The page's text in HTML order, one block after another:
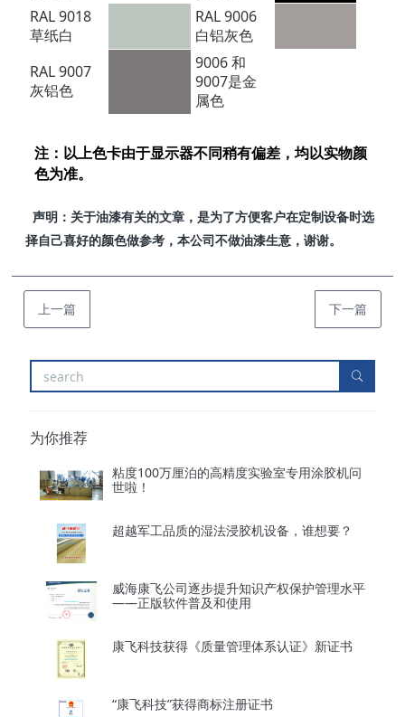
RAL 9018
草纸白
RAL 9006
白铝灰色
RAL 9007
灰铝色
9006和
9007是金
属色
注：以上色卡由于显示器不同稍有偏差，均以实物颜
色为准。
声明：关于油漆有关的文章，是为了方便客户在定制设备时选
择自己喜好的颜色做参考，本公司不做油漆生意，谢谢。
上一篇 下一篇
为你推荐
粘度100万厘泊的高精度实验室专用涂胶机问
世啦！
超越军工品质的湿法浸胶机设备，谁想要？
威海康飞公司逐步提升知识产权保护管理水平
——正版软件普及和使用
康飞科技获得《质量管理体系认证》新证书
“康飞科技”获得商标注册证书